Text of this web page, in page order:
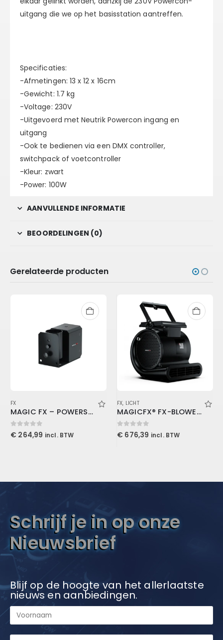
uitgang die we op het basisstation aantreffen.
Specificaties:
-Afmetingen: 13 x 12 x 16cm
-Gewicht: 1.7 kg
-Voltage: 230V
-Uitgevoerd met Neutrik Powercon ingang en
uitgang
-Ook te bedienen via een DMX controller,
switchpack of voetcontroller
-Kleur: zwart
-Power: 100W
AANVULLENDE INFORMATIE
BEOORDELINGEN (0)
Gerelateerde producten
FX
MAGIC FX – POWERSHOT ll
0out of 5
€ 264,99 incl. BTW
FX, LICHT
MAGICFX® FX-BLOWER + BRACKET
0out of 5
€ 676,39 incl. BTW
Schrijf je in op onze
Nieuwsbrief
Blijf op de hoogte van het allerlaatste
nieuws en aanbiedingen.